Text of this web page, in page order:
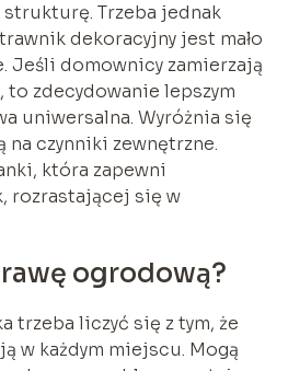
strukturę. Trzeba jednak
dekoracyjny jest mało
Jeśli domownicy zamierzają
zdecydowanie lepszym
uniwersalna. Wyróżnia się
czynniki zewnętrzne.
która zapewni
rozrastającej się w
ogrodową?
trzeba liczyć się z tym, że
w każdym miejscu. Mogą